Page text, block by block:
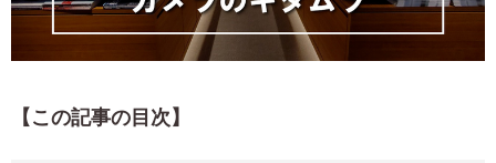
【この記事の目次】